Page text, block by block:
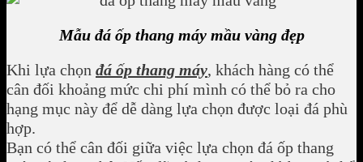
Mẫu đá ốp thang máy mầu vàng đẹp
Khi lựa chọn đá ốp thang máy, khách hàng có thể
cân đối khoảng mức chi phí mình có thể bỏ ra cho
hạng mục này để dễ dàng lựa chọn được loại đá phù
hợp.
Bạn có thể cân đối giữa việc lựa chọn đá ốp thang